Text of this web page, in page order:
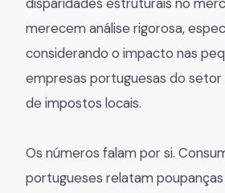
merecem análise rigorosa,
considerando o impacto nas
empresas portuguesas do setor
de impostos locais.
Os números falam por si.
portugueses relatam